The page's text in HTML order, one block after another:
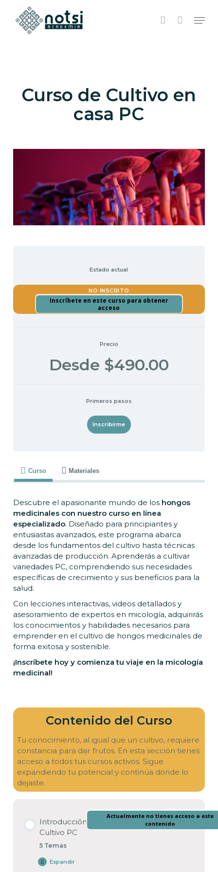
main
content
account
Cart Close
Curso de Cultivo en
casa PC
Estado actual
NO INSCRITO
Inscríbete en este curso para obtener
acceso
Precio
Desde $490.00
Primeros pasos
Inscribirme
Curso Materiales
Descubre el apasionante mundo de los hongos
medicinales con nuestro curso en línea
especializado. Diseñado para principiantes y
entusiastas avanzados, este programa abarca
desde los fundamentos del cultivo hasta técnicas
avanzadas de producción. Aprenderás a cultivar
variedades PC, comprendiendo sus necesidades
específicas de crecimiento y sus beneficios para la
salud.
Con lecciones interactivas, videos detallados y
asesoramiento de expertos en micología, adquirirás
los conocimientos y habilidades necesarios para
emprender en el cultivo de hongos medicinales de
forma exitosa y sostenible.
¡Inscríbete hoy y comienza tu viaje en la micología
medicinal!
Contenido del Curso
Tu conocimiento, al igual que un cultivo, requiere
constancia para dar frutos. En esta sección tienes
acceso a todos tus cursos activos. Sigue
expandiendo tu potencial y continúa donde lo
dejaste.
Introducción
Cultivo PC
5 Temas
Actualmente no tienes acceso a este
contenido
Expandir
Introducción